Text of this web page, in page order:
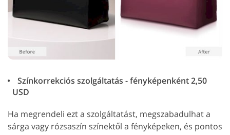
Színkorrekciós szolgáltatás - fényképenként 2,50
USD
Ha megrendeli ezt a szolgáltatást, megszabadulhat a
sárga vagy rózsaszín színektől a fényképeken, és pontos